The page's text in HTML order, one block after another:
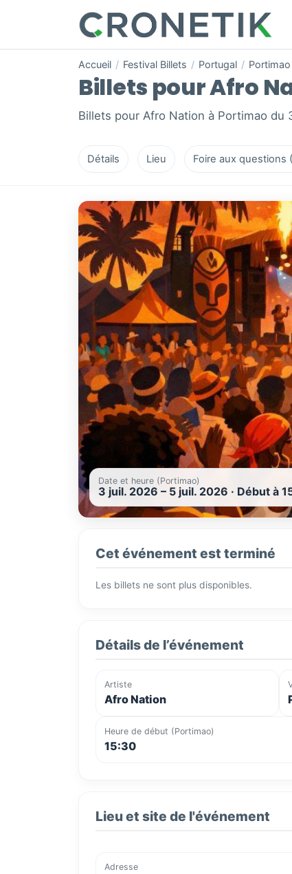
Accueil / Festival Billets / Portugal / Portimao
Billets pour Afro
Billets pour Afro Nation à Portimao du
Détails Lieu Foire aux questions
Date et heure (Portimao)
3 juil. 2026 – 5 juil. 2026 · Début à
Cet événement est terminé
Les billets ne sont plus disponibles.
Détails de l’événement
Artiste
Afro Nation
Heure de début (Portimao)
15:30
Lieu et site de l'événement
Adresse